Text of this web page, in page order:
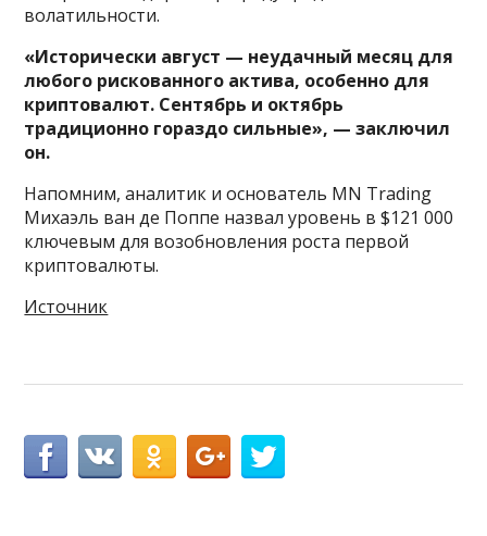
волатильности.
«Исторически август — неудачный месяц для
любого рискованного актива, особенно для
криптовалют. Сентябрь и октябрь
традиционно гораздо сильные», — заключил
он.
Напомним, аналитик и основатель MN Trading
Михаэль ван де Поппе назвал уровень в $121 000
ключевым для возобновления роста первой
криптовалюты.
Источник